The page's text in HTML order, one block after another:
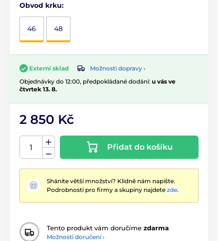
Obvod krku:
46 48
Externí sklad
Možnosti dopravy ›
Objednávky do 12:00, předpokládané dodání: u vás ve
čtvrtek 13. 8.
2 850 Kč
Přidat do košíku
Sháníte větší množství? Klidně nám napište.
Podrobnosti pro firmy a skupiny najdete zde.
Tento produkt vám doručíme zdarma
Možnosti doručení ›